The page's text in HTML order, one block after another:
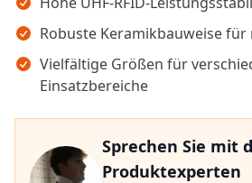
Robuste Keramikbauweise
Vielfältige Größen für
Einsatzbereiche
Sprechen Sie mit
Produktexperten